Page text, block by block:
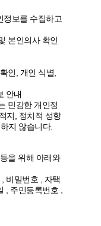
정보를 수집하고
본인의사 확인
인, 개인 식별,
안내
민감한 개인정
지, 정치적 성향
지 않습니다.
을 위해 아래와
비밀번호 , 자택
, 주민등록번호 ,